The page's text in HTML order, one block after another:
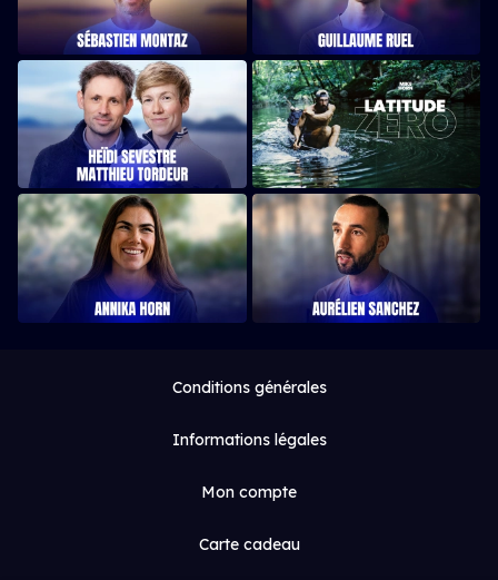
Conditions générales
Informations légales
Mon compte
Carte cadeau